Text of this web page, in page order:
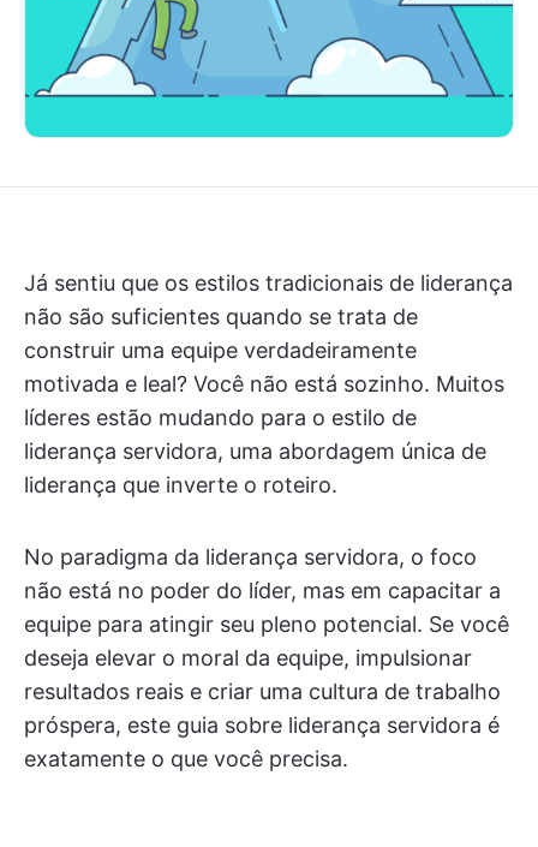
Já sentiu que os estilos tradicionais de liderança
não são suficientes quando se trata de
construir uma equipe verdadeiramente
motivada e leal? Você não está sozinho. Muitos
líderes estão mudando para o estilo de
liderança servidora, uma abordagem única de
liderança que inverte o roteiro.
No paradigma da liderança servidora, o foco
não está no poder do líder, mas em capacitar a
equipe para atingir seu pleno potencial. Se você
deseja elevar o moral da equipe, impulsionar
resultados reais e criar uma cultura de trabalho
próspera, este guia sobre liderança servidora é
exatamente o que você precisa.